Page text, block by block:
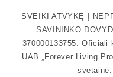
SVEIKI ATVYKĘ Į
SAVININKO
370000133755.
UAB „Forever Living